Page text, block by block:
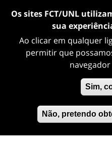
Os sites FCT/UNL
sua
Ao clicar em qualquer
permitir que
Sim,
Não, pretendo